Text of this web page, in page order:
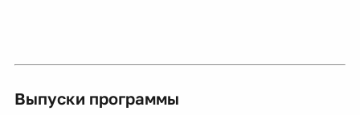
Выпуски программы